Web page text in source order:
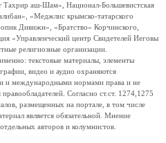
Тахрир аш-Шам», Национал-Большевистская
«Меджлис крымско-татарского
Дивижн», «Братство» Корчинского,
«Управленческий центр Свидетелей Иеговы
религиозные организации.
текстовые материалы, элементы
видео и аудио охраняются
и международными нормами права и не
Согласно ст.ст. 1274,1275
размещенных на портале, в том числе
является обязательной. Мнение
авторов и колумнистов.